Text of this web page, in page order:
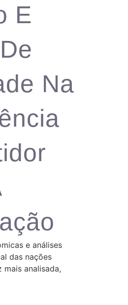
E
Na
e análises
das nações
analisada,